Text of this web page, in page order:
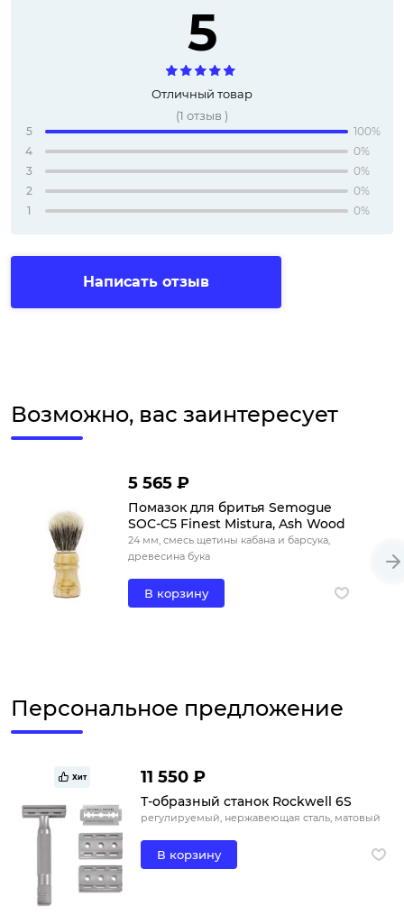
5
Отличный товар
(1 отзыв )
5
100%
4
0%
3
0%
2
0%
1
0%
Написать отзыв
Возможно, вас заинтересует
5 565 ₽
Помазок для бритья Semogue
SOC-C5 Finest Mistura, Ash Wood
24 мм, смесь щетины кабана и барсука,
древесина бука
В корзину
Персональное предложение
Хит 11 550 ₽
Т-образный станок Rockwell 6S
регулируемый, нержавеющая сталь, матовый
В корзину